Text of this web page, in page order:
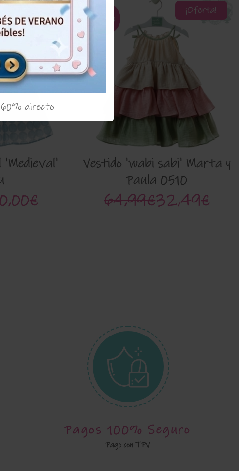
¡Oferta!
50%
Vestido 'wabi sabi' Marta y
Paula 0510
64,99€32,49€
Pagos 100% Seguro
Pago con TPV
directo